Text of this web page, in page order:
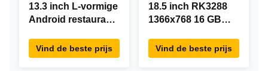
13.3 inch L-vormige
Android restaurant
1920×1080
touchscreen, WiFi
Vind de beste prijs
18.5 inch RK3288
1366x768 16 GB
One Android Tablet
Modern ontwerp
Vind de beste prijs